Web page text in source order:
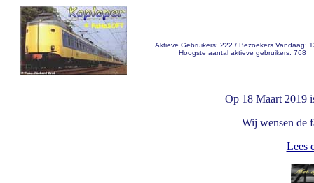
Aktieve Gebruikers: 222 / Bezoekers Vandaag:
Hoogste aantal aktieve gebruikers: 768
Op 18 Maart 2019
Wij wensen de
Lees